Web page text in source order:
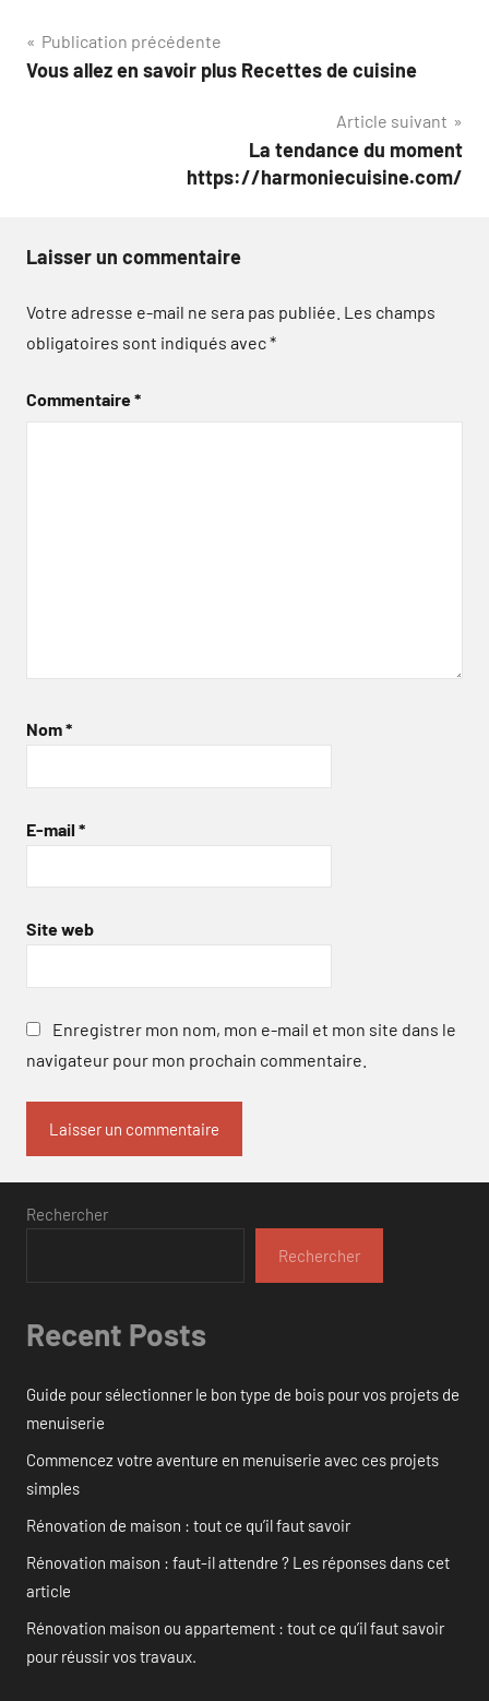
Navigation
de
Publication précédente
Vous allez en savoir plus Recettes de cuisine
Article suivant
La tendance du moment
https://harmoniecuisine.com/
Laisser un commentaire
Votre adresse e-mail ne sera pas publiée. Les champs
obligatoires sont indiqués avec*
Commentaire*
Nom*
E-mail *
Site web
Enregistrer mon nom, mon e-mail et mon site dans le
navigateur pour mon prochain commentaire.
Rechercher
Rechercher
Recent Posts
Guide pour sélectionner le bon type de bois pour vos projets de
menuiserie
Commencez votre aventure en menuiserie avec ces projets
simples
Rénovation de maison : tout ce qu’il faut savoir
Rénovation maison : faut-il attendre ? Les réponses dans cet
article
Rénovation maison ou appartement : tout ce qu’il faut savoir
pour réussir vos travaux.